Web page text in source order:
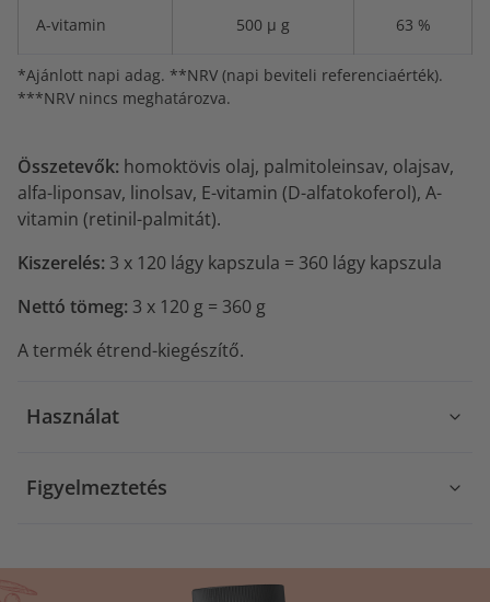
A-vitamin 500 µ g 63 %
*Ajánlott napi adag. **NRV (napi beviteli referenciaérték).
***NRV nincs meghatározva.
Összetevők: homoktövis olaj, palmitoleinsav, olajsav,
alfa-liponsav, linolsav, E-vitamin (D-alfatokoferol), A-
vitamin (retinil-palmitát).
Kiszerelés: 3 x 120 lágy kapszula = 360 lágy kapszula
Nettó tömeg: 3 x 120 g = 360 g
A termék étrend-kiegészítő.
Használat
Figyelmeztetés